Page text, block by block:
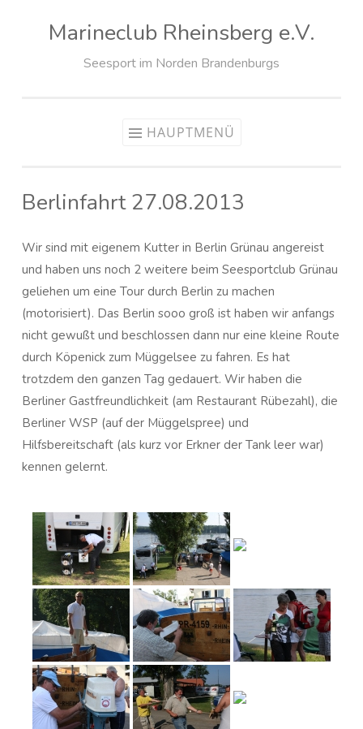
Marineclub Rheinsberg e.V.
Seesport im Norden Brandenburgs
HAUPTMENÜ
Berlinfahrt 27.08.2013
Wir sind mit eigenem Kutter in Berlin Grünau angereist
und haben uns noch 2 weitere beim Seesportclub Grünau
geliehen um eine Tour durch Berlin zu machen
(motorisiert). Das Berlin sooo groß ist haben wir anfangs
nicht gewußt und beschlossen dann nur eine kleine Route
durch Köpenick zum Müggelsee zu fahren. Es hat
trotzdem den ganzen Tag gedauert. Wir haben die
Berliner Gastfreundlichkeit (am Restaurant Rübezahl), die
Berliner WSP (auf der Müggelspree) und
Hilfsbereitschaft (als kurz vor Erkner der Tank leer war)
kennen gelernt.